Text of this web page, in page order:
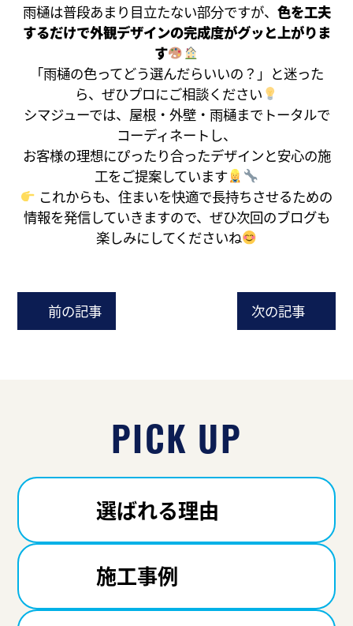
雨樋は普段あまり目立たない部分ですが、 色を工夫
するだけで外観デザインの完成度がグッと上がりま
す
「雨樋の色ってどう選んだらいいの？」と迷った
ら、ぜひプロにご相談ください
シマジューでは、屋根・外壁・雨樋までトータルで
コーディネートし、
お客様の理想にぴったり合ったデザインと安心の施
工をご提案しています
これからも、住まいを快適で長持ちさせるための
情報を発信していきますので、ぜひ次回のブログも
楽しみにしてくださいね
前の記事 次の記事
PICK UP
選ばれる理由
施工事例